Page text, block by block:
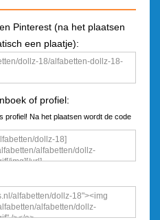
Pinterest (na het plaatsen
een plaatje):
of profiel:
profiel! Na het plaatsen wordt de code